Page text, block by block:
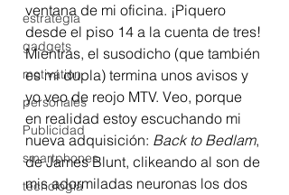
estrategia
gadgets
motivation
personales
Publicidad
smartphones
tecnología
ventana de mi oficina. ¡Piquero
desde el piso 14 a la cuenta de tres!
Mientras, el susodicho (que también
es mi dupla) termina unos avisos y
yo veo de reojo MTV. Veo, porque
en realidad estoy escuchando mi
nueva adquisición: Back to Bedlam,
de James Blunt, clikeando al son de
mis adormiladas neuronas los dos